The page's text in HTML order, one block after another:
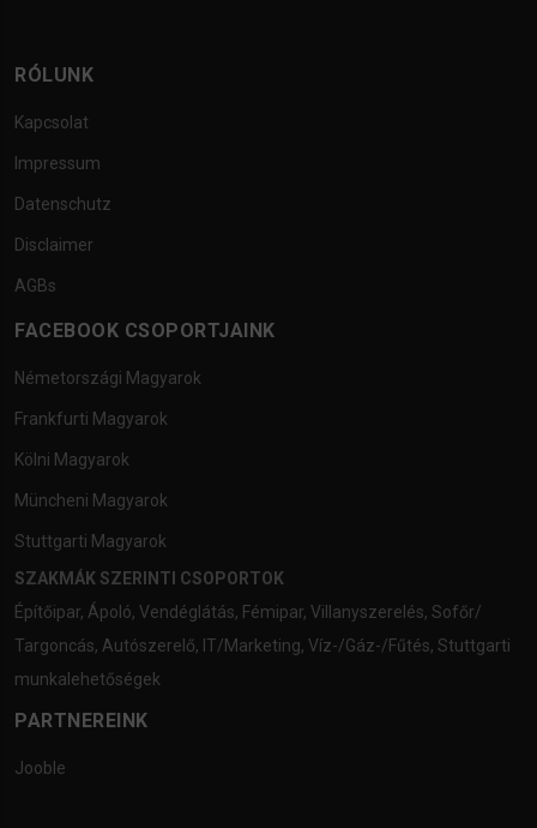
RÓLUNK
Kapcsolat
Impressum
Datenschutz
Disclaimer
AGBs
FACEBOOK CSOPORTJAINK
Németországi Magyarok
Frankfurti Magyarok
Kölni Magyarok
Müncheni Magyarok
Stuttgarti Magyarok
SZAKMÁK SZERINTI CSOPORTOK
Építőipar, Ápoló, Vendéglátás, Fémipar, Villanyszerelés, Sofőr/
Targoncás, Autószerelő, IT/Marketing, Víz-/Gáz-/Fűtés, Stuttgarti
munkalehetőségek
PARTNEREINK
Jooble